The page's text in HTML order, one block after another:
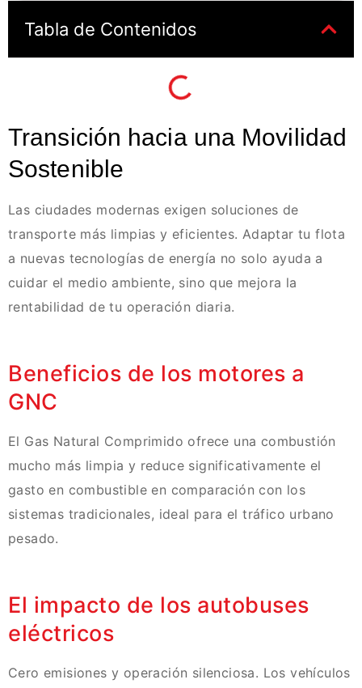
Tabla de Contenidos
Transición hacia una Movilidad
Sostenible
Las ciudades modernas exigen soluciones de
transporte más limpias y eficientes. Adaptar tu flota
a nuevas tecnologías de energía no solo ayuda a
cuidar el medio ambiente, sino que mejora la
rentabilidad de tu operación diaria.
Beneficios de los motores a
GNC
El Gas Natural Comprimido ofrece una combustión
mucho más limpia y reduce significativamente el
gasto en combustible en comparación con los
sistemas tradicionales, ideal para el tráfico urbano
pesado.
El impacto de los autobuses
eléctricos
Cero emisiones y operación silenciosa. Los vehículos